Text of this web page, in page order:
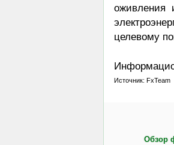
оживления
целевому
Источник: FxTeam
Обзор